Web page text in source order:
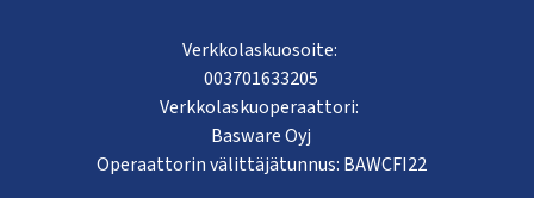
Verkkolaskuosoite:
003701633205
Verkkolaskuoperaattori:
Basware Oyj
Operaattorin välittäjätunnus: BAWCFI22